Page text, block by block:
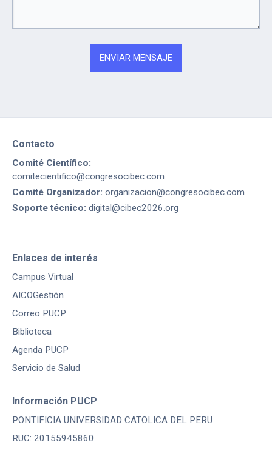
Contacto
Comité Científico:
comitecientifico@congresocibec.com
Comité Organizador: organizacion@congresocibec.com
Soporte técnico: digital@cibec2026.org
Enlaces de interés
Campus Virtual
AICOGestión
Correo PUCP
Biblioteca
Agenda PUCP
Servicio de Salud
Información PUCP
PONTIFICIA UNIVERSIDAD CATOLICA DEL PERU
RUC: 20155945860